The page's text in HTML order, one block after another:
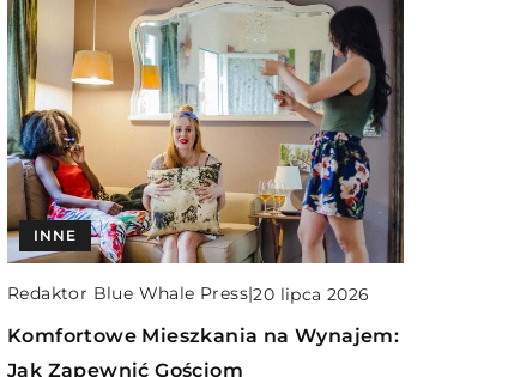
PODRÓŻE
Redaktor Blue Whale Press|11 kwietnia 2025
Twórcze odkrywanie świata: jak pasja
rękodzielnicza może wzbogacić twoje
INNE
Redaktor Blue Whale Press|20 lipca 2026
Komfortowe Mieszkania na Wynajem:
Jak Zapewnić Gościom
INNE
Redaktor Blue Whale Press|22 września 2023
Jak prawidłowo pielęgnować i
konserwować swój iPhone? Poradnik